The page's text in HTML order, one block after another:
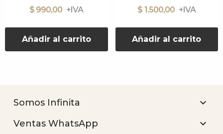
$ 990,00
Añadir al carrito
$ 1.500,00
Añadir al carrito
Somos Infinita 
Ventas WhatsApp 